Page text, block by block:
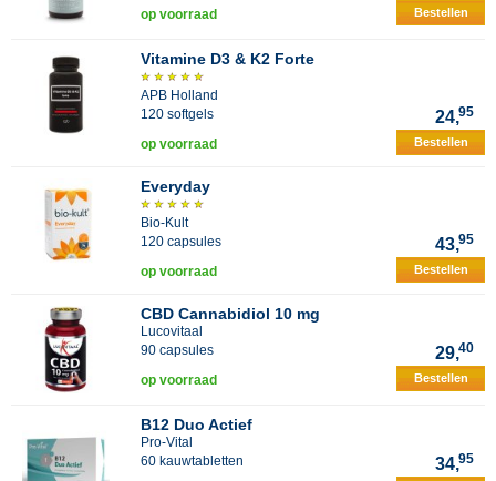
op voorraad Bestellen
Vitamine D3 & K2 Forte
APB Holland
120 softgels
24,95
op voorraad Bestellen
Everyday
Bio-Kult
120 capsules
43,95
op voorraad Bestellen
CBD Cannabidiol 10 mg
Lucovitaal
90 capsules
29,40
op voorraad Bestellen
B12 Duo Actief
Pro-Vital
60 kauwtabletten
34,95